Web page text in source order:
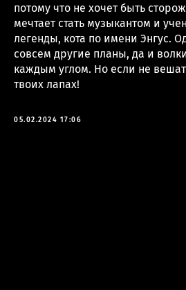
потому что не хочет быть
мечтает стать музыкантом и
легенды, кота по имени Энгус.
совсем другие планы, да и
каждым углом. Но если не
твоих лапах!
05.02.2024 17:06